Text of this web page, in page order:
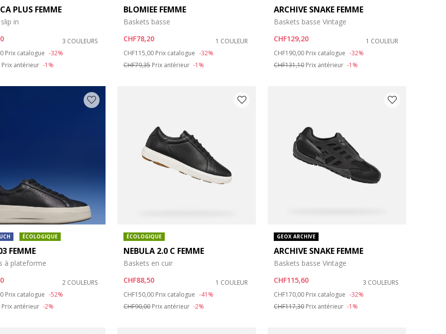
37 38
41 42
PLUS FEMME
in
3 COULEURS
from
to
Prix catalogue -32%
Prix antérieur -1%
BLOMIEE FEMME
Baskets basse
CHF78,20
1 COULEUR
Price reduced from
CHF115,00 to
Prix catalogue -32%
CHF79,35Prix antérieur -1%
ARCHIVE SNAKE FEMME
Baskets basse Vintage
CHF129,20
1 COULEUR
Price reduced from
CHF190,00 to
Prix catalogue -32%
CHF131,10Prix antérieur -1%
ÉCOLOGIQUE
FEMME
à plateforme
2 COULEURS
from
to
Prix catalogue -52%
Prix antérieur -2%
ÉCOLOGIQUE
NEBULA 2.0 C FEMME
Baskets en cuir
CHF88,50
1 COULEUR
Price reduced from
CHF150,00 to
Prix catalogue -41%
CHF90,00Prix antérieur -2%
GEOX ARCHIVE
ARCHIVE SNAKE FEMME
Baskets basse Vintage
CHF115,60
3 COULEURS
Price reduced from
CHF170,00 to
Prix catalogue -32%
CHF117,30Prix antérieur -1%